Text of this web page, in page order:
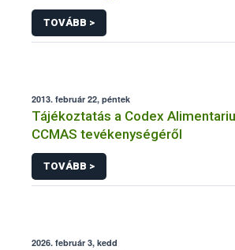
TOVÁBB >
2013. február 22, péntek
Tájékoztatás a Codex
CCMAS tevékenységéről
TOVÁBB >
2026. február 3, kedd